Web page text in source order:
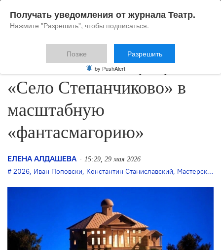
Иван Поповски превратит
«Село Степанчиково» в
масштабную
«фантасмагорию»
ЕЛЕНА АЛДАШЕВА 15:29, 29 мая 2026
2026, Иван Поповски, Константин Станиславский, Мастерская Фоменко
Получать уведомления от журнала Театр.
Нажмите "Разрешить", чтобы подписаться.
Позже Разрешить
by PushAlert